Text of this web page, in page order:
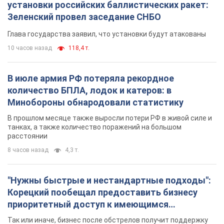
установки российских баллистических ракет:
Зеленский провел заседание СНБО
Глава государства заявил, что установки будут атакованы
10 часов назад 118,4 т.
В июле армия РФ потеряла рекордное
количество БПЛА, лодок и катеров: в
Минобороны обнародовали статистику
В прошлом месяце также выросли потери РФ в живой силе и
танках, а также количество поражений на большом
расстоянии
8 часов назад 4,3 т.
"Нужны быстрые и нестандартные подходы":
Корецкий пообещал предоставить бизнесу
приоритетный доступ к имеющимся
складским помещениям
Так или иначе, бизнес после обстрелов получит поддержку